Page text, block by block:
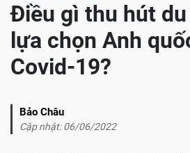
Điều gì thu hút
lựa chọn Anh
Covid-19?
Bảo Châu
Cập nhật: 06/06/2022